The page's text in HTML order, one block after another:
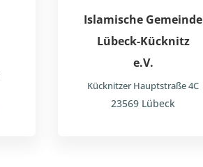
Islamische Gemeinde
Lübeck-Kücknitz
e.V.
Kücknitzer Hauptstraße 4C
23569 Lübeck